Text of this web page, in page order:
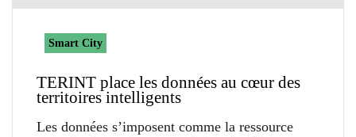
Smart City
TERINT place les données au cœur des
territoires intelligents
Les données s’imposent comme la ressource